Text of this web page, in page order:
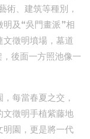
術、建筑等種別，
及“吳門畫派”相
徵明墳場，墓道
後面一方照池像一
每當春夏之交，
徵明手植紫藤地
園，更是將一代